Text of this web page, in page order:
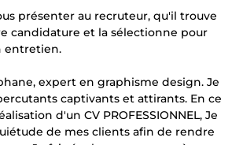
présenter au recruteur, qu'il trouve
candidature et la sélectionne pour
entretien.
expert en graphisme design. Je
captivants et attirants. En ce
d'un CV PROFESSIONNEL, Je
de mes clients afin de rendre